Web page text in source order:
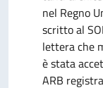
nel Regno
scritto al
lettera che
è stata
ARB